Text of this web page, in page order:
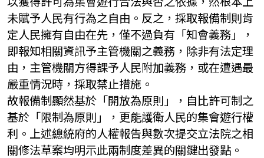
未賦予人民有行為之自由。反之，採取報備制則肯
定人民擁有自由在先，僅不過負有「知會義務」，
即報知相關資訊予主管機關之義務，除非有法定理
由，主管機關方得課予人民附加義務，或在遭遇最
嚴重情況時，採取禁止措施。
故報備制顯然基於「開放為原則」，自比許可制之
基於「限制為原則」，更能護衛人民的集會遊行權
利。上述總統府的人權報告與數次提交立法院之相
關修法草案均明示此兩制度差異的關鍵出發點。